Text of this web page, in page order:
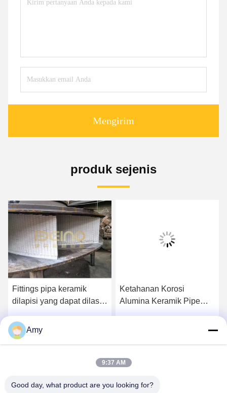
Mengirim
produk sejenis
Fittings pipa keramik
dilapisi yang dapat dilas
zirconia
Dapatkan Harga Terbaik
Ketahanan Korosi
Alumina Keramik Pipe
Amy
9:37 AM
Good day, what product are you looking for?